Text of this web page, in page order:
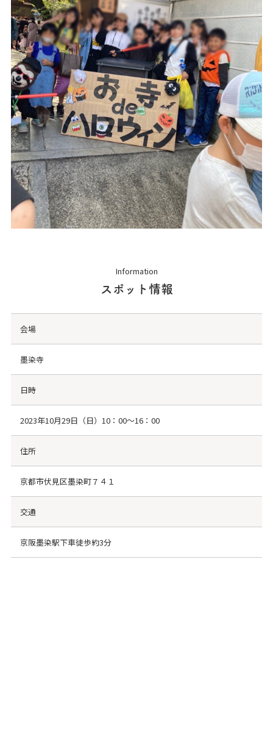
Information
スポット情報
会場
墨染寺
日時
2023年10月29日（日）10：00～16：00
住所
京都市伏見区墨染町７４１
交通
京阪墨染駅下車徒歩約3分